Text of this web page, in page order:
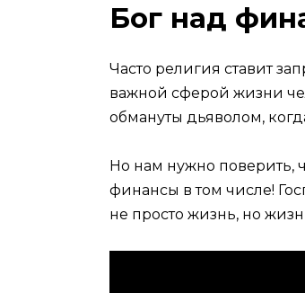
Бог над
Часто религия ставит
важной сферой жизни
обмануты дьяволом,
Но нам нужно поверить,
финансы в том числе!
не просто жизнь, но